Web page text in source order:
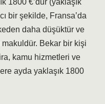
1800 €’dur (yaklaşık
bir şekilde, Fransa’da
daha düşüktür ve
makuldür. Bekar bir kişi
kamu hizmetleri ve
ayda yaklaşık 1800